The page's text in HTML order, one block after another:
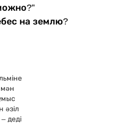
на землю?
мән
әзіл
деді